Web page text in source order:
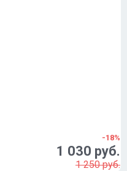
-18%
1 030 руб.
1 250 руб.